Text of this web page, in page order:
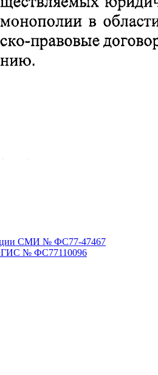
СМИ № ФС77-47467
№ ФС77110096